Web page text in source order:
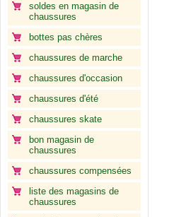
soldes en magasin de
chaussures
bottes pas chères
chaussures de marche
chaussures d'occasion
chaussures d'été
chaussures skate
bon magasin de
chaussures
chaussures compensées
liste des magasins de
chaussures